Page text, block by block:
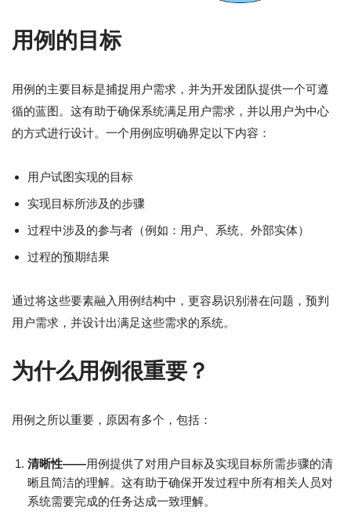
用例的目标
用例的主要目标是捕捉用户需求，并为开发团队提供一个可遵
循的蓝图。这有助于确保系统满足用户需求，并以用户为中心
的方式进行设计。一个用例应明确界定以下内容：
用户试图实现的目标
实现目标所涉及的步骤
过程中涉及的参与者（例如：用户、系统、外部实体）
过程的预期结果
通过将这些要素融入用例结构中，更容易识别潜在问题，预判
用户需求，并设计出满足这些需求的系统。
为什么用例很重要？
用例之所以重要，原因有多个，包括：
清晰性——用例提供了对用户目标及实现目标所需步骤的清
晰且简洁的理解。这有助于确保开发过程中所有相关人员对
系统需要完成的任务达成一致理解。